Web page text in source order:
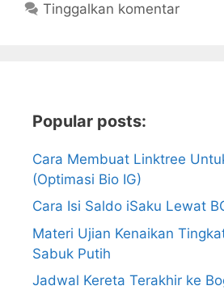
Tinggalkan komentar
Popular posts:
Cara Membuat Linktree
(Optimasi Bio IG)
Cara Isi Saldo iSaku Lewat
Materi Ujian Kenaikan
Sabuk Putih
Jadwal Kereta Terakhir ke